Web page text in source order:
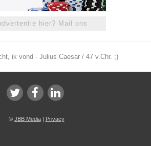
hier? Mail ons
ik vond - Julius Caesar / 47 v.Chr. ;)
© JBB Media| Privacy